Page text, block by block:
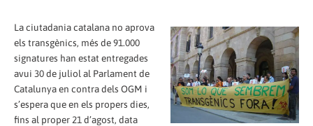
La ciutadania catalana no aprova
els transgènics, més de 91.000
signatures han estat entregades
avui 30 de juliol al Parlament de
Catalunya en contra dels OGM i
s’espera que en els propers dies,
fins al proper 21 d’agost, data